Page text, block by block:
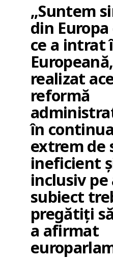
„Suntem
din
ce a intrat
realizat
reformă
în
extrem de
ineficient
inclusiv pe
subiect
pregătiți
a afirmat